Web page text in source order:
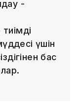
-
үшін
бас